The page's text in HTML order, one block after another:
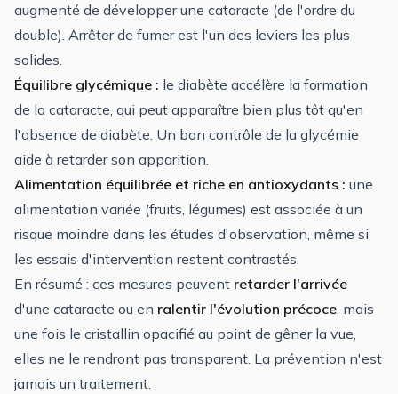
augmenté de développer une cataracte (de l'ordre du
double). Arrêter de fumer est l'un des leviers les plus
solides.
Équilibre glycémique : le diabète accélère la formation
de la cataracte, qui peut apparaître bien plus tôt qu'en
l'absence de diabète. Un bon contrôle de la glycémie
aide à retarder son apparition.
Alimentation équilibrée et riche en antioxydants : une
alimentation variée (fruits, légumes) est associée à un
risque moindre dans les études d'observation, même si
les essais d'intervention restent contrastés.
En résumé : ces mesures peuvent retarder l'arrivée
d'une cataracte ou en ralentir l'évolution précoce, mais
une fois le cristallin opacifié au point de gêner la vue,
elles ne le rendront pas transparent. La prévention n'est
jamais un traitement.